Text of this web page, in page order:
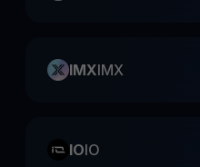
IMXIMX
IOIO